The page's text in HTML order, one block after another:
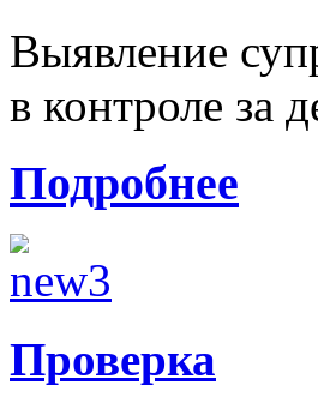
Выявление
в контроле за
Подробнее
Проверка